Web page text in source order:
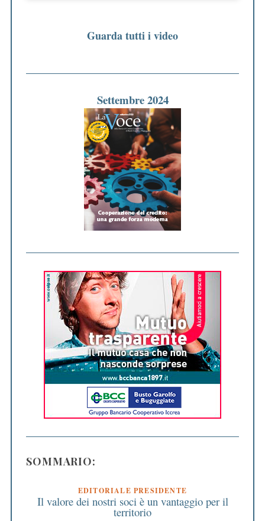
Guarda tutti i video
Settembre 2024
SOMMARIO:
EDITORIALE PRESIDENTE
Il valore dei nostri soci è un vantaggio per il
territorio